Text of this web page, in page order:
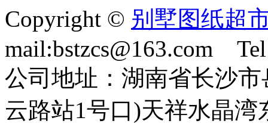
Copyright © 别墅图纸超
mail:bstzcs@163.com
公司地址：湖南省长沙
云路站1号口)天祥水晶湾